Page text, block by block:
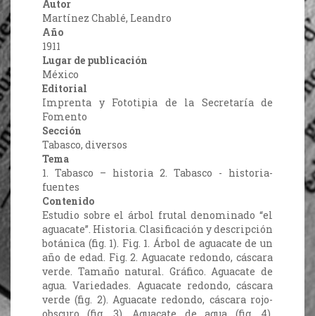
Autor
Martínez Chablé, Leandro
Año
1911
Lugar de publicación
México
Editorial
Imprenta y Fototipia de la Secretaría de
Fomento
Sección
Tabasco, diversos
Tema
1. Tabasco – historia 2. Tabasco - historia-
fuentes
Contenido
Estudio sobre el árbol frutal denominado “el
aguacate”. Historia. Clasificación y descripción
botánica (fig. 1). Fig. 1. Árbol de aguacate de un
año de edad. Fig. 2. Aguacate redondo, cáscara
verde. Tamaño natural. Gráfico. Aguacate de
agua. Variedades. Aguacate redondo, cáscara
verde (fig. 2). Aguacate redondo, cáscara rojo-